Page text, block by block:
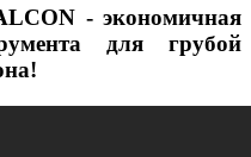
- экономичная
для грубой